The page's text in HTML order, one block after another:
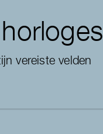
vereiste velden